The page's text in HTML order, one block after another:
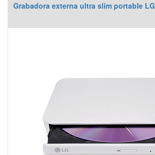
Grabadora externa ultra slim portable LG